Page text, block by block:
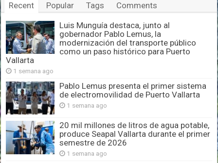
Recent Popular Tags Comments
Luis Munguía destaca, junto al
gobernador Pablo Lemus, la
modernización del transporte público
como un paso histórico para Puerto
Vallarta
1 semana ago
Pablo Lemus presenta el primer sistema
de electromovilidad de Puerto Vallarta
1 semana ago
20 mil millones de litros de agua potable,
produce Seapal Vallarta durante el primer
semestre de 2026
1 semana ago